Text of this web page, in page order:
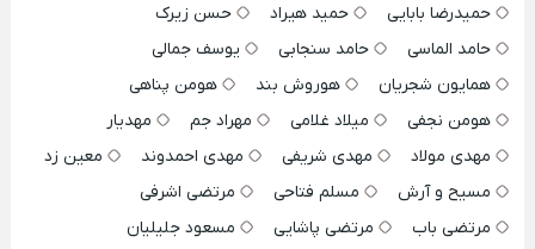
حمیدرضا بابایی
حمید هیراد
حسن زیرک
حامد الماسی
حامد سنجابی
یوسف جمالی
همایون شجریان
هوروش بند
هومن پناهی
هومن نجفی
میلاد غلامی مهراد جم
مهدیار
مهدی مولاد
مهدی شریفی مهدی احمدوند
معین زد
مسیح و آرش
مسلم فتاحی
مرتضی اشرفی
مرتضی باب
مرتضی پاشایی
مسعود جلیلیان